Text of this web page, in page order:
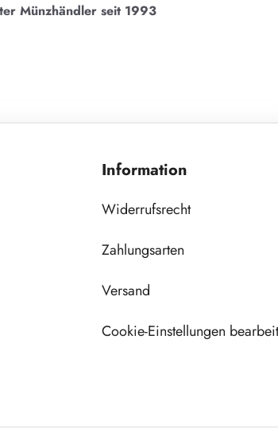
Münzhändler seit 1993
Information
Widerrufsrecht
Zahlungsarten
Versand
Cookie-Einstellungen